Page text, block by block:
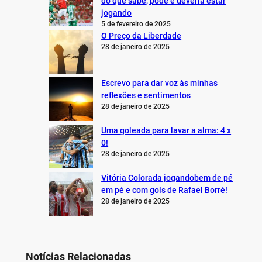
jogando
5 de fevereiro de 2025
O Preço da Liberdade
28 de janeiro de 2025
Escrevo para dar voz às minhas
reflexões e sentimentos
28 de janeiro de 2025
Uma goleada para lavar a alma: 4 x
0!
28 de janeiro de 2025
Vitória Colorada jogandobem de pé
em pé e com gols de Rafael Borré!
28 de janeiro de 2025
Notícias Relacionadas